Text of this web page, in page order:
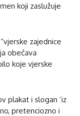
koji zaslužuje
zajednice
obećava
koje vjerske
plakat i slogan ‘iz
pretenciozno i